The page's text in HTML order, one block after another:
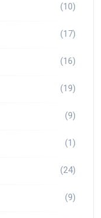
(10)
(17)
(16)
(19)
(9)
(1)
(24)
(9)